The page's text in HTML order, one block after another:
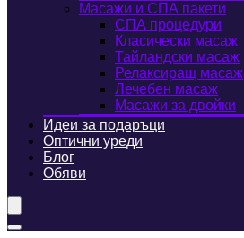
Масажи и СПА пакети
СПА процедури
Класически масаж
Тайландски масаж
Релаксиращ масаж
Лечебен масаж
Масажи за двойки
Идеи за подаръци
Оптични уреди
Блог
Обяви